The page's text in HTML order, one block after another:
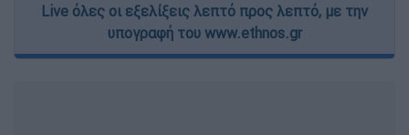
Live όλες οι εξελίξεις λεπτό προς λεπτό, με την
υπογραφή του www.ethnos.gr